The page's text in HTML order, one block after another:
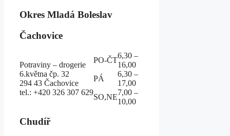
Okres Mladá Boleslav
Čachovice
Potraviny – drogerie
6.května čp. 32
294 43 Čachovice
tel.: +420 326 307 629
PO-ČT
6,30 –
16,00
PÁ
6,30 –
17,00
SO,NE
7,00 –
10,00
Chudíř